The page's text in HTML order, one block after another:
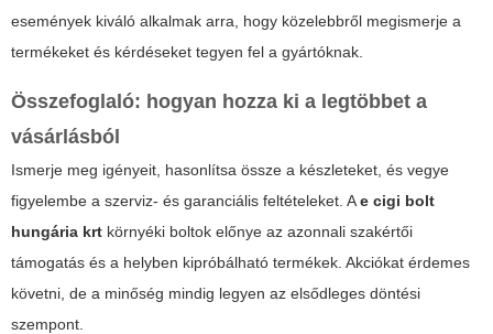
események kiváló alkalmak arra, hogy közelebbről megismerje a
termékeket és kérdéseket tegyen fel a gyártóknak.
Összefoglaló: hogyan hozza ki a legtöbbet a
vásárlásból
Ismerje meg igényeit, hasonlítsa össze a készleteket, és vegye
figyelembe a szerviz- és garanciális feltételeket. Ae cigi bolt
hungária krt környéki boltok előnye az azonnali szakértői
támogatás és a helyben kipróbálható termékek. Akciókat érdemes
követni, de a minőség mindig legyen az elsődleges döntési
szempont.